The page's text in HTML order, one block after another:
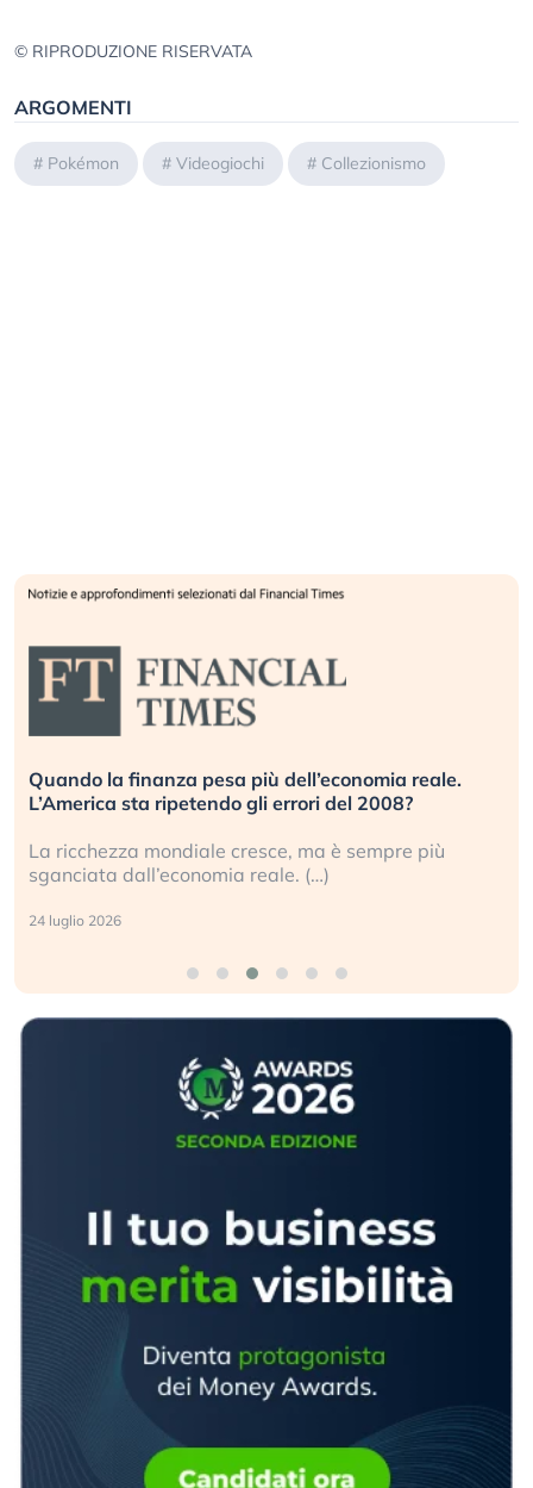
© RIPRODUZIONE RISERVATA
ARGOMENTI
# Pokémon # Videogiochi # Collezionismo
Quando la finanza pesa più dell’economia reale.
L’America sta ripetendo gli errori del 2008?
La ricchezza mondiale cresce, ma è sempre più
sganciata dall’economia reale. (…)
24 luglio 2026